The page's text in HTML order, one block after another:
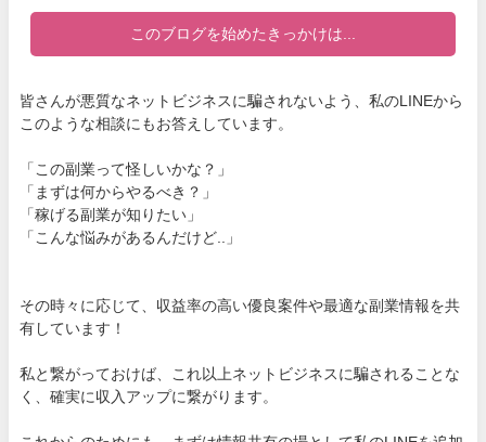
このブログを始めたきっかけは...
皆さんが悪質なネットビジネスに騙されないよう、私のLINEから
このような相談にもお答えしています。
「この副業って怪しいかな？」
「まずは何からやるべき？」
「稼げる副業が知りたい」
「こんな悩みがあるんだけど..」
その時々に応じて、収益率の高い優良案件や最適な副業情報を共
有しています！
私と繋がっておけば、これ以上ネットビジネスに騙されることな
く、確実に収入アップに繋がります。